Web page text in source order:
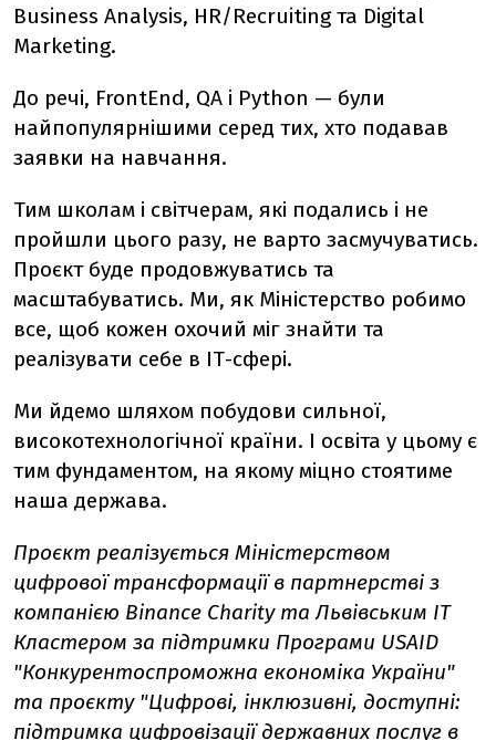
Business Analysis, HR/Recruiting та Digital
Marketing.
До речі, FrontEnd, QA і Python — були
найпопулярнішими серед тих, хто подавав
заявки на навчання.
Тим школам і світчерам, які подались і не
пройшли цього разу, не варто засмучуватись.
Проєкт буде продовжуватись та
масштабуватись. Ми, як Міністерство робимо
все, щоб кожен охочий міг знайти та
реалізувати себе в ІТ-сфері.
Ми йдемо шляхом побудови сильної,
високотехнологічної країни. І освіта у цьому є
тим фундаментом, на якому міцно стоятиме
наша держава.
Проєкт реалізується Міністерством
цифрової трансформації в партнерстві з
компанією Binance Charity та Львівським IT
Кластером за підтримки Програми USAID
"Конкурентоспроможна економіка України"
та проєкту "Цифрові, інклюзивні, доступні:
підтримка цифровізації державних послуг в